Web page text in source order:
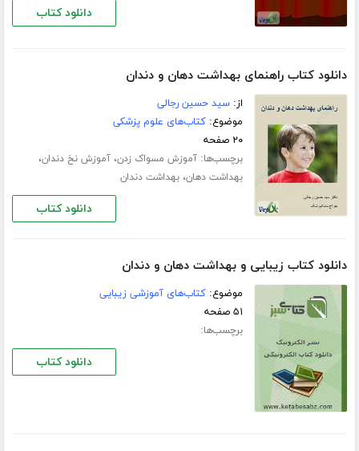
دانلود کتاب
دانلود کتاب راهنمای بهداشت دهان و دندان
از:سید حسین رجالی
موضوع:کتاب‌های علوم پزشکی
۲۰ صفحه
برچسب‌ها:آموزش مسواک زدن،آموزش نخ دندان،
بهداشت دهان،بهداشت دندان
دانلود کتاب
دانلود کتاب زیبایی و بهداشت دهان و دندان
موضوع:کتاب‌های آموزشی زیبایی
۵۱ صفحه
برچسب‌ها:
دانلود کتاب